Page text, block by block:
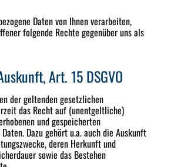
Daten von Ihnen verarbeiten,
folgende Rechte gegenüber uns als
Art. 15 DSGVO
der geltenden gesetzlichen
das Recht auf (unentgeltliche)
und gespeicherten
Dazu gehört u.a. auch die Auskunft
deren Herkunft und
sowie das Bestehen